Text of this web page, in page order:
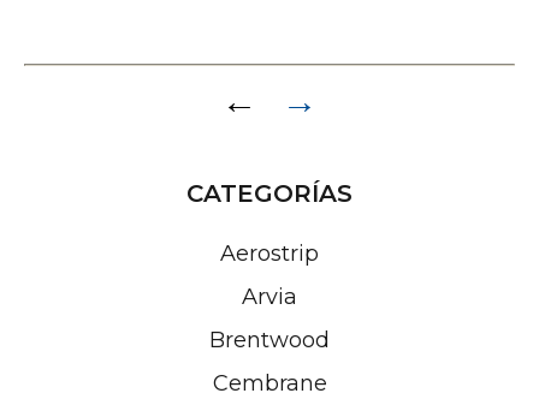
Paginación
entradas
← →
CATEGORÍAS
Aerostrip
Arvia
Brentwood
Cembrane